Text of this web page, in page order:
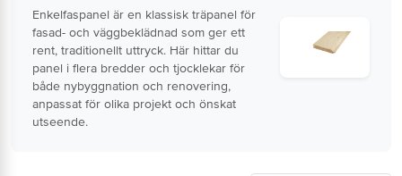
Enkelfaspanel är en klassisk träpanel för
fasad- och väggbeklädnad som ger ett
rent, traditionellt uttryck. Här hittar du
panel i flera bredder och tjocklekar för
både nybyggnation och renovering,
anpassat för olika projekt och önskat
utseende.